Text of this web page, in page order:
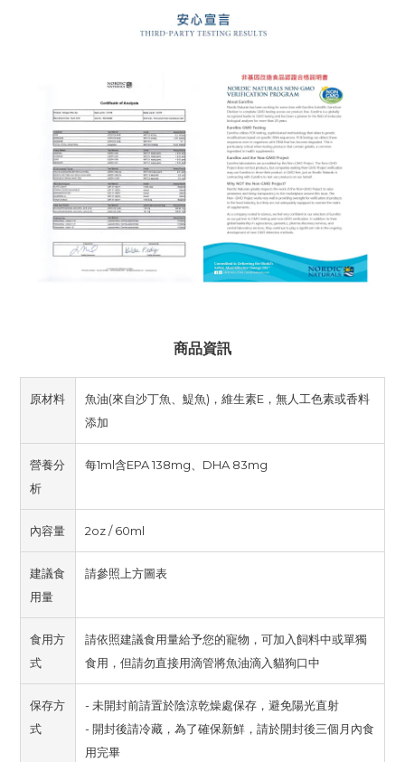
商品資訊
原材料
魚油(來自沙丁魚、鯷魚)，維生素E，無人工色素或香料
添加
營養分
析
每1ml含EPA 138mg、DHA 83mg
內容量 2oz / 60ml
建議食
用量
請參照上方圖表
食用方
式
請依照建議食用量給予您的寵物，可加入飼料中或單獨
食用，但請勿直接用滴管將魚油滴入貓狗口中
保存方
式
- 未開封前請置於陰涼乾燥處保存，避免陽光直射
- 開封後請冷藏，為了確保新鮮，請於開封後三個月內食
用完畢